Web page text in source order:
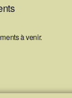
à venir.